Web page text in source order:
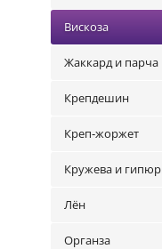
Вискоза
Жаккард и парча
Крепдешин
Креп-жоржет
Кружева и гипюр
Лён
Органза